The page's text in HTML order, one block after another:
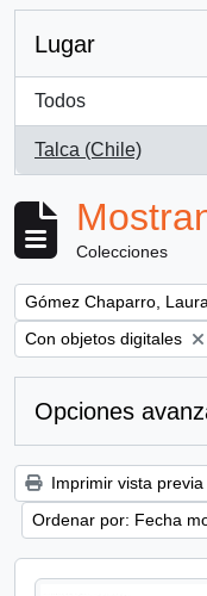
Lugar
Todos
Talca (Chile)
, 1 resultados
Colecciones
Remove filter:
Gómez Chaparro, Laura
Remove filter:
Con objetos digitales
Opciones
Imprimir vista previa
Ordenar por: Fecha